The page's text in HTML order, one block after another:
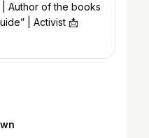
Author of the books
| Activist 📩